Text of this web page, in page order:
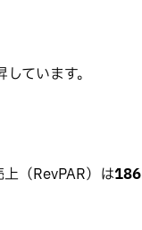
ています。
（RevPAR）は